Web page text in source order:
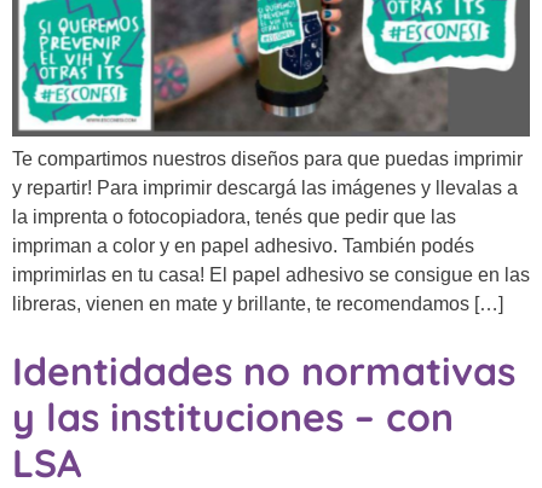
Te compartimos nuestros diseños para que puedas imprimir
y repartir! Para imprimir descargá las imágenes y llevalas a
la imprenta o fotocopiadora, tenés que pedir que las
impriman a color y en papel adhesivo. También podés
imprimirlas en tu casa! El papel adhesivo se consigue en las
libreras, vienen en mate y brillante, te recomendamos […]
Identidades no normativas
y las instituciones – con
LSA